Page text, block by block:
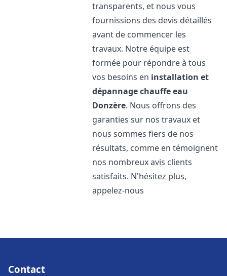
transparents, et nous vous
fournissions des devis détaillés
avant de commencer les
travaux. Notre équipe est
formée pour répondre à tous
vos besoins en installation et
dépannage chauffe eau
Donzère. Nous offrons des
garanties sur nos travaux et
nous sommes fiers de nos
résultats, comme en témoignent
nos nombreux avis clients
satisfaits. N'hésitez plus,
appelez-nous
Contact